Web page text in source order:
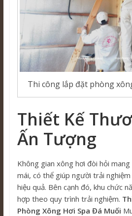
Thi công lắp đặt phòng
Thiết Kế
Ấn Tượng
Không gian xông hơi đòi hỏi
mái, có thể giúp người trải
hiệu quả. Bên cạnh đó, khu chức
hợp theo quy trình trải nghiệm.
Phòng Xông Hơi Spa Đá Muối